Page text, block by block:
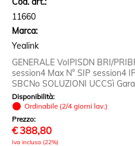
11660
Marca:
Yealink
GENERALE VoIPISDN BRI/
session4 Max N° SIP session4
SBCNo SOLUZIONI UCCSì
Disponibilità:
Ordinabile (2/4 giorni lav.)
Prezzo:
€ 388,80
Iva inclusa (22%)